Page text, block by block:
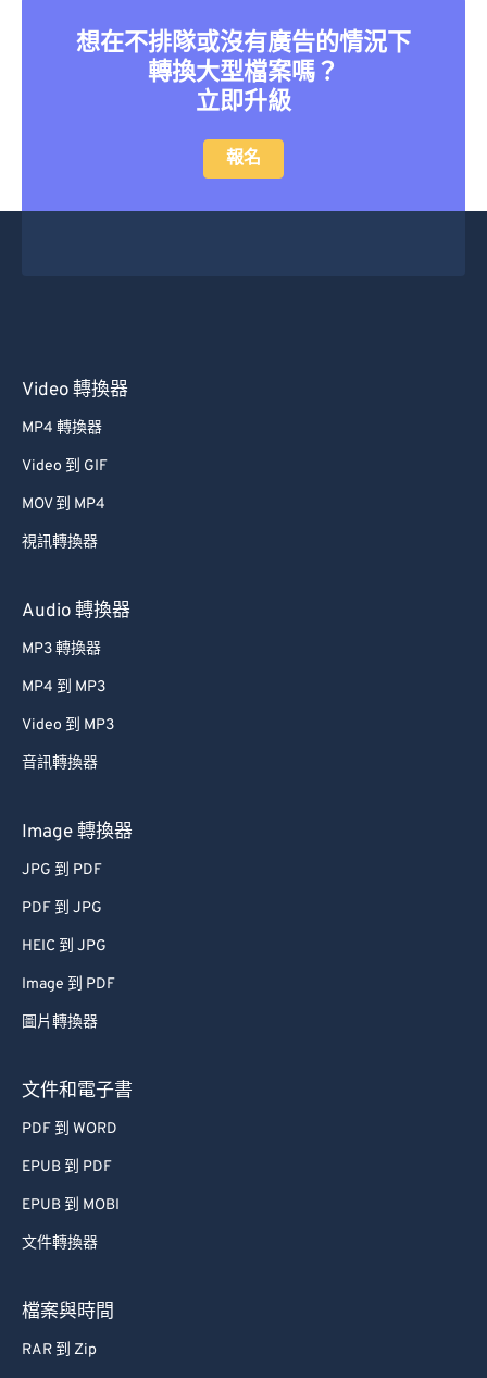
想在不排隊或沒有廣告的情況下
轉換大型檔案嗎？
立即升級
報名
Video 轉換器
MP4 轉換器
Video 到 GIF
MOV 到 MP4
視訊轉換器
Audio 轉換器
MP3 轉換器
MP4 到 MP3
Video 到 MP3
音訊轉換器
Image 轉換器
JPG 到 PDF
PDF 到 JPG
HEIC 到 JPG
Image 到 PDF
圖片轉換器
文件和電子書
PDF 到 WORD
EPUB 到 PDF
EPUB 到 MOBI
文件轉換器
檔案與時間
RAR 到 Zip